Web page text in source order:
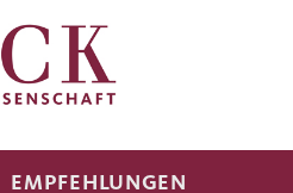
EMPFEHLUNGEN